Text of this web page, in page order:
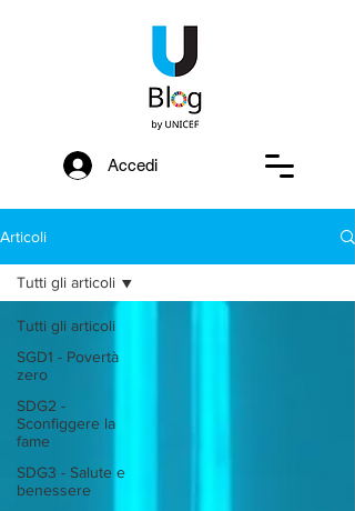
Accedi
Articoli
Tutti gli articoli
SGD1 - Povertà
zero
SDG2 -
Sconfiggere la
fame
SDG3 - Salute e
benessere
Tutti gli articoli